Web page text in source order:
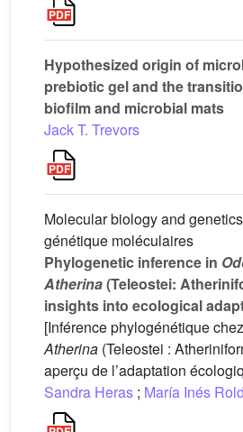
Hypothesized origin of
prebiotic gel and the
biofilm and microbial mats
Jack T. Trevors
Molecular biology and
génétique moléculaires
Phylogenetic inference in
Atherina(Teleostei:
insights into ecological
[Inférence phylogénétique chez
Atherina (Teleostei :
aperçu de l’adaptation
Sandra Heras ; María Inés